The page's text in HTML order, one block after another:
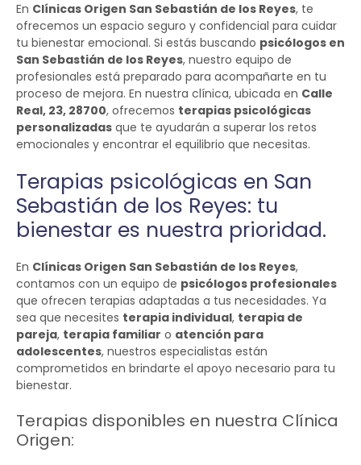
En Clínicas Origen San Sebastián de los Reyes, te
ofrecemos un espacio seguro y confidencial para cuidar
tu bienestar emocional. Si estás buscando psicólogos en
San Sebastián de los Reyes, nuestro equipo de
profesionales está preparado para acompañarte en tu
proceso de mejora. En nuestra clínica, ubicada en Calle
Real, 23, 28700, ofrecemos terapias psicológicas
personalizadas que te ayudarán a superar los retos
emocionales y encontrar el equilibrio que necesitas.
Terapias psicológicas en San
Sebastián de los Reyes: tu
bienestar es nuestra prioridad.
En Clínicas Origen San Sebastián de los Reyes,
contamos con un equipo de psicólogos profesionales
que ofrecen terapias adaptadas a tus necesidades. Ya
sea que necesites terapia individual, terapia de
pareja, terapia familiar o atención para
adolescentes, nuestros especialistas están
comprometidos en brindarte el apoyo necesario para tu
bienestar.
Terapias disponibles en nuestra Clínica
Origen: